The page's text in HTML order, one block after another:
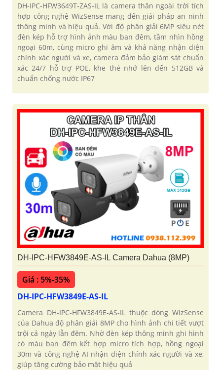
DH-IPC-HFW3649T-ZAS-IL là camera thân ngoài trời tích
hợp công nghệ WizSense mang đến giải pháp an ninh
thông minh và hiệu quả. Với độ phân giải 6MP siêu nét
đèn kép hỗ trợ hình ảnh màu ban đêm, tầm nhìn hồng
ngoại 60m, cùng micro ghi âm và khả năng nhận diện
chính xác người và xe, camera đảm bảo giám sát chuẩn
xác 24/7 hỗ trợ POE, khe thẻ nhớ lên đến 512GB và
chuẩn chống nước IP67
DH-IPC-HFW3849E-AS-IL Camera Dahua (8MP)
Giá : 5%-35%
DH-IPC-HFW3849E-AS-IL
Camera DH-IPC-HFW3849E-AS-IL thuộc dòng WizSense
của Dahua độ phân giải 8MP cho hình ảnh chi tiết vượt
trội cả ngày lẫn đêm. Nhờ đèn kép thông minh ghi hình
có màu ban đêm kết hợp micro tích hợp, hồng ngoại
30m và công nghệ AI nhận diện chính xác người và xe,
giúp tăng cường bảo mật hiệu quả